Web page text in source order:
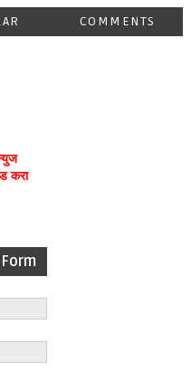
COMMENTS
करा